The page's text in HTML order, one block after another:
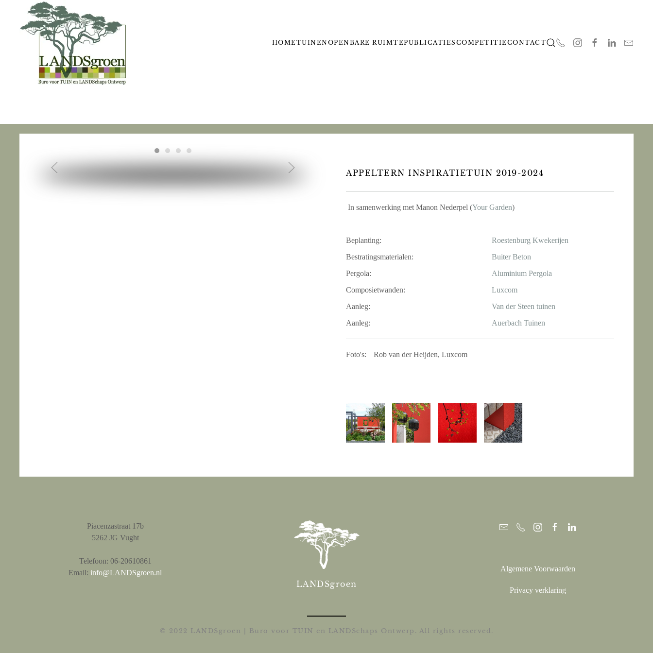
Skip to main content
HOME TUINENOPENBARE RUIMTEPUBLICATIES COMPETITIE CONTACT
APPELTERN INSPIRATIETUIN 2019-2024
In samenwerking met Manon Nederpel (Your Garden)
Beplanting:
Roestenburg Kwekerijen
Bestratingsmaterialen:
Buiter Beton
Pergola:
Aluminium Pergola
Composietwanden:
Luxcom
Aanleg:
Van der Steen tuinen
Aanleg:
Auerbach Tuinen
Foto's: Rob van der Heijden, Luxcom
Piacenzastraat 17b
5262 JG Vught
Telefoon: 06-20610861
Email: info@LANDSgroen.nl
LANDSgroen
Algemene Voorwaarden
Privacy verklaring
© 2022 LANDSgroen | Buro voor TUIN en LANDSchaps Ontwerp. All rights reserved.